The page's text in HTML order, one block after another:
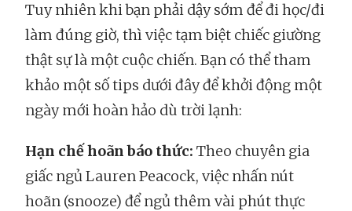
Tuy nhiên khi bạn phải dậy sớm để đi học/đi
làm đúng giờ, thì việc tạm biệt chiếc giường
thật sự là một cuộc chiến. Bạn có thể tham
khảo một số tips dưới đây để khởi động một
ngày mới hoàn hảo dù trời lạnh:
Hạn chế hoãn báo thức: Theo chuyên gia
giấc ngủ Lauren Peacock, việc nhấn nút
hoãn (snooze) để ngủ thêm vài phút thực